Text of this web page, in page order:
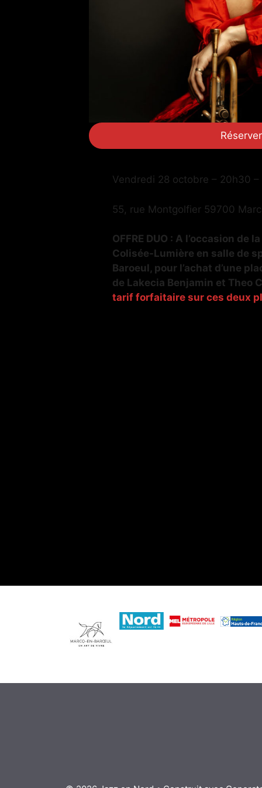
Réserver
Vendredi 28 octobre – 20h30 –
55, rue Montgolfier 59700
OFFRE DUO : A l’occasion de
Colisée-Lumière en salle de
Baroeul, pour l’achat d’une
de Lakecia Benjamin et Theo
tarif forfaitaire sur ces deux